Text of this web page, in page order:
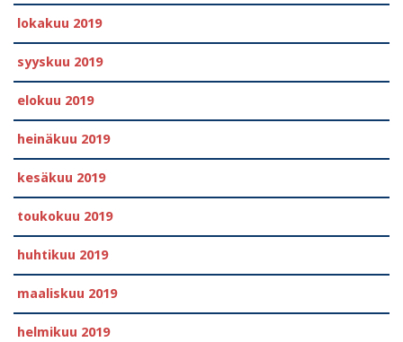
lokakuu 2019
syyskuu 2019
elokuu 2019
heinäkuu 2019
kesäkuu 2019
toukokuu 2019
huhtikuu 2019
maaliskuu 2019
helmikuu 2019